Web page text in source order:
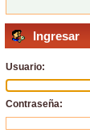
Ingresar
Usuario:
Contraseña: